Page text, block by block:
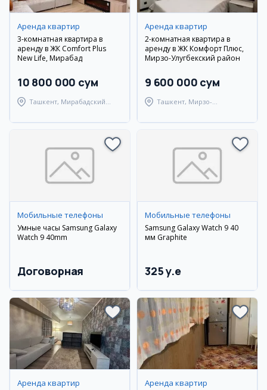
Аренда квартир
3-комнатная квартира в
аренду в ЖК Comfort Plus
New Life, Мирабад
10 800 000 сум
Ташкент, Мирабадский
Аренда квартир
2-комнатная квартира в
аренду в ЖК Комфорт Плюс,
Мирзо-Улугбекский район
9 600 000 сум
Ташкент, Мирзо-
Мобильные телефоны
Умные часы Samsung Galaxy
Watch 9 40mm
Договорная
Мобильные телефоны
Samsung Galaxy Watch 9 40
мм Graphite
325 y.e
Аренда квартир Аренда квартир